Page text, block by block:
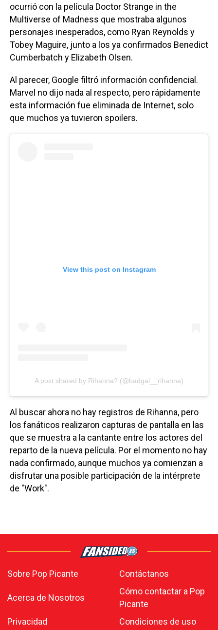
ocurrió con la película Doctor Strange in the
Multiverse of Madness que mostraba algunos
personajes inesperados, como Ryan Reynolds y
Tobey Maguire, junto a los ya confirmados Benedict
Cumberbatch y Elizabeth Olsen.
Al parecer, Google filtró información confidencial.
Marvel no dijo nada al respecto, pero rápidamente
esta información fue eliminada de Internet, solo
que muchos ya tuvieron spoilers.
View this post on Instagram
A post shared by Rihanna? (@badgal__rihanna)
Al buscar ahora no hay registros de Rihanna, pero
los fanáticos realizaron capturas de pantalla en las
que se muestra a la cantante entre los actores del
reparto de la nueva película. Por el momento no hay
nada confirmado, aunque muchos ya comienzan a
disfrutar una posible participación de la intérprete
de "Work".
Sobre Pop Picante Contáctanos
Acerca de Nosotros
Cómo contactar a Pop
Picante
Privacidad
Condiciones de uso